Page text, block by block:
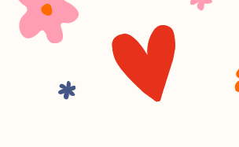
Мастерская на Таганке